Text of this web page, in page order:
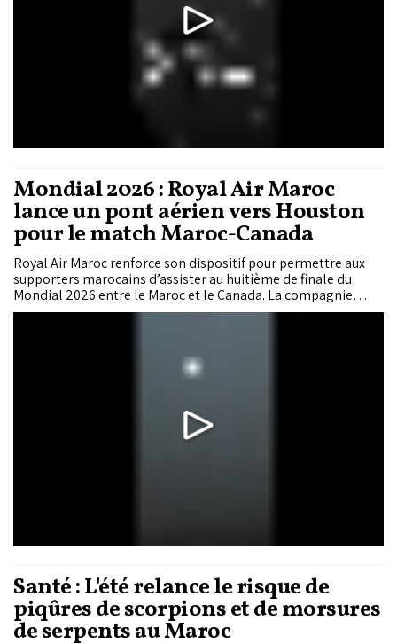
Mondial 2026 : Royal Air Maroc
lance un pont aérien vers Houston
pour le match Maroc-Canada
Royal Air Maroc renforce son dispositif pour permettre aux
supporters marocains d’assister au huitième de finale du
Mondial 2026 entre le Maroc et le Canada. La compagnie
nationale met en place un pont aérien exceptionnel entre
Santé : L'été relance le risque de
piqûres de scorpions et de morsures
de serpents au Maroc